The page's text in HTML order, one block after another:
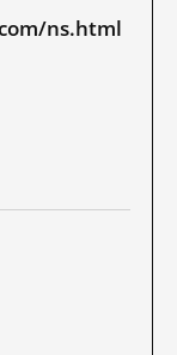
ns.html